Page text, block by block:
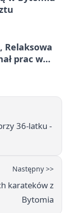
Relaksowa
prac w
36-latku -
Następny >>
karateków z
Bytomia